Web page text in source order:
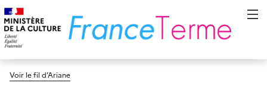
Voir le fil d’Ariane